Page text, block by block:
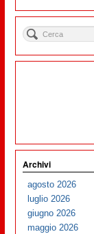
Archivi
agosto 2026
luglio 2026
giugno 2026
maggio 2026